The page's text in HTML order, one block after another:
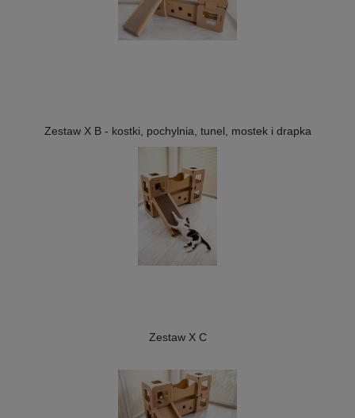
Zestaw X B - kostki, pochylnia, tunel, mostek i drapka
Zestaw X C